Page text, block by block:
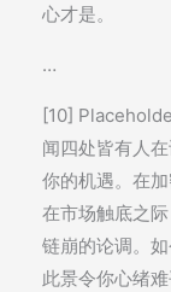
心才是。
…
[10]
闻四处皆有人
你的机遇。在
在市场触底之
链崩的论调。
此景令你心绪